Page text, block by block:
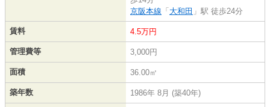
京阪本線 「 大和田 」駅 徒歩24分
賃料 4.5万円
管理費等 3,000円
面積 36.00㎡
築年数 1986年 8月 (築40年)